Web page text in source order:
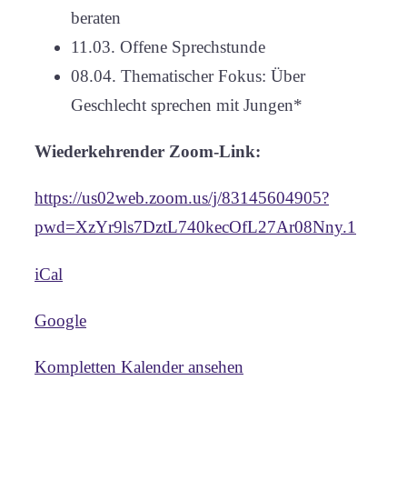
beraten
11.03. Offene Sprechstunde
08.04. Thematischer Fokus: Über
Geschlecht sprechen mit Jungen*
Wiederkehrender Zoom-Link:
https://us02web.zoom.us/j/83145604905?
pwd=XzYr9ls7DztL740kecOfL27Ar08Nny.1
iCal
Google
Kompletten Kalender ansehen